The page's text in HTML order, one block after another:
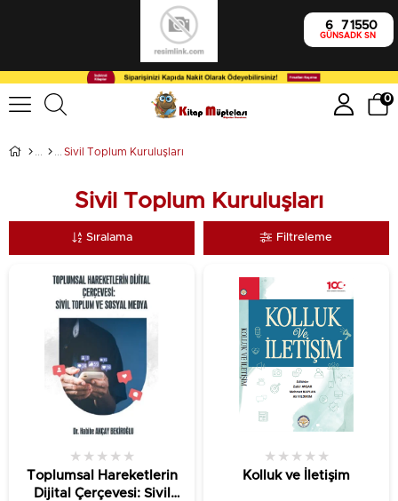
6
GÜN
7
SA
15
DK
48
SN
0
Sivil Toplum Kuruluşları
Sivil Toplum Kuruluşları
Filtreleme
Sıralama
Toplumsal Hareketlerin
Dijital Çerçevesi: Sivil
★ ★ ★ ★ ★
Kolluk ve İletişim
★ ★ ★ ★ ★